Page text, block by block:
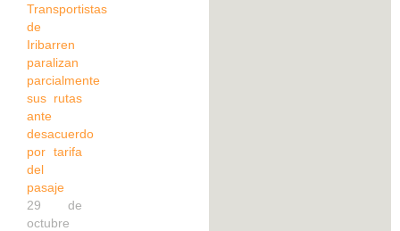
territorio
Transportistas
de
Iribarren
paralizan
parcialmente
sus rutas
ante
desacuerdo
por tarifa
del
pasaje
29 de
octubre